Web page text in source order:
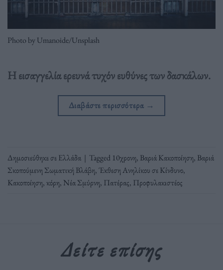
Photo by Umanoide/Unsplash
Η εισαγγελία ερευνά τυχόν ευθύνες των δασκάλων.
Διαβάστε περισσότερα →
Δημοσιεύθηκε σεΕλλάδα | Tagged 10χρονη, Βαριά Κακοποίηση, Βαριά
Σκοπούμενη Σωματική Βλάβη,Έκθεση Ανηλίκου σε Κίνδυνο,
Κακοποίηση,κόρη, Νέα Σμύρνη, Πατέρας, Προφυλακιστέος
Δείτε επίσης